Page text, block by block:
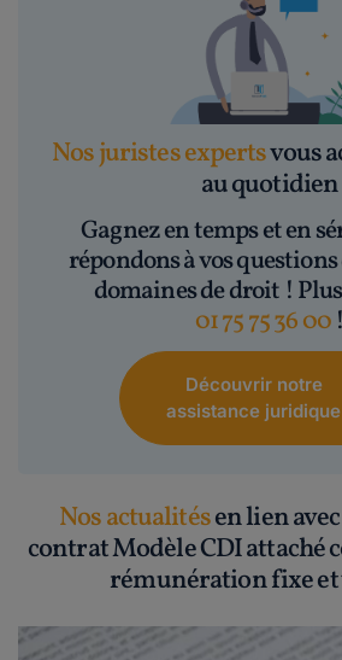
Nos juristes expertsvous
au quotidien
Gagnez en temps et en
répondons à vos
domaines de droit !
01 75 75 36 00 !
Découvrir notre
assistance juridique
Nos actualitésen lien
contrat Modèle CDI attaché
rémunération fixe